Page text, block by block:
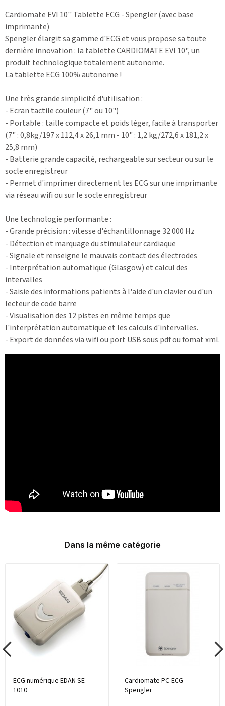
Cardiomate EVI 10'' Tablette ECG - Spengler (avec base
imprimante)
Spengler élargit sa gamme d'ECG et vous propose sa toute
dernière innovation : la tablette CARDIOMATE EVI 10", un
produit technologique totalement autonome.
La tablette ECG 100% autonome !
Une très grande simplicité d'utilisation :
- Ecran tactile couleur (7" ou 10")
- Portable : taille compacte et poids léger, facile à transporter
(7" : 0,8kg/197 x 112,4 x 26,1 mm - 10" : 1,2 kg/272,6 x 181,2 x
25,8 mm)
- Batterie grande capacité, rechargeable sur secteur ou sur le
socle enregistreur
- Permet d'imprimer directement les ECG sur une imprimante
via réseau wifi ou sur le socle enregistreur
Une technologie performante :
- Grande précision : vitesse d'échantillonnage 32 000 Hz
- Détection et marquage du stimulateur cardiaque
- Signale et renseigne le mauvais contact des électrodes
- Interprétation automatique (Glasgow) et calcul des
intervalles
- Saisie des informations patients à l'aide d'un clavier ou d'un
lecteur de code barre
- Visualisation des 12 pistes en même temps que
l'interprétation automatique et les calculs d'intervalles.
- Export de données via wifi ou port USB sous pdf ou fomat xml.
Dans la même catégorie
ECG numérique EDAN SE-
1010
Cardiomate PC-ECG
Spengler